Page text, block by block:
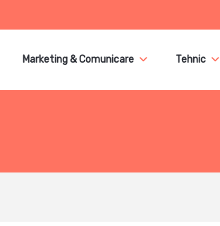
Marketing & Comunicare Tehnic